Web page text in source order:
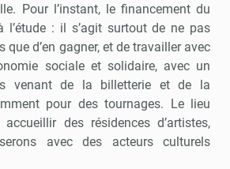
Pour l’instant, le financement du
l’étude : il s’agit surtout de ne pas
que d’en gagner, et de travailler avec
sociale et solidaire, avec un
venant de la billetterie et de la
pour des tournages. Le lieu
des résidences d’artistes,
avec des acteurs culturels